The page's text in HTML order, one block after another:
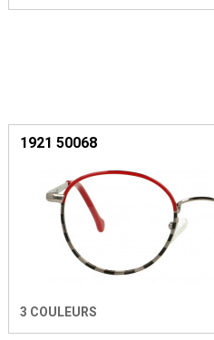
1921 50068
3 COULEURS